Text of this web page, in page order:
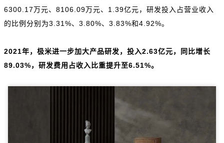
6300.17万元、8106.09万元、1.39亿元，研发投入占营业收入
的比例分别为3.31%、3.80%、3.83%和4.92%。
2021年，极米进一步加大产品研发，投入2.63亿元，同比增长
89.03%，研发费用占收入比重提升至6.51%。